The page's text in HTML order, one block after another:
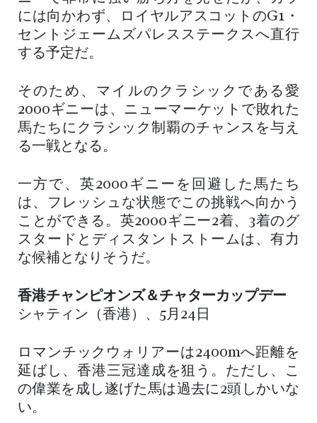
には向かわず、ロイヤルアスコットのG1・
セントジェームズパレスステークスへ直行
する予定だ。
そのため、マイルのクラシックである愛
2000ギニーは、ニューマーケットで敗れた
馬たちにクラシック制覇のチャンスを与え
る一戦となる。
一方で、英2000ギニーを回避した馬たち
は、フレッシュな状態でこの挑戦へ向かう
ことができる。英2000ギニー2着、3着のグ
スタードとディスタントストームは、有力
な候補となりそうだ。
香港チャンピオンズ＆チャターカップデー
シャティン（香港）、5月24日
ロマンチックウォリアーは2400mへ距離を
延ばし、香港三冠達成を狙う。ただし、こ
の偉業を成し遂げた馬は過去に2頭しかいな
い。